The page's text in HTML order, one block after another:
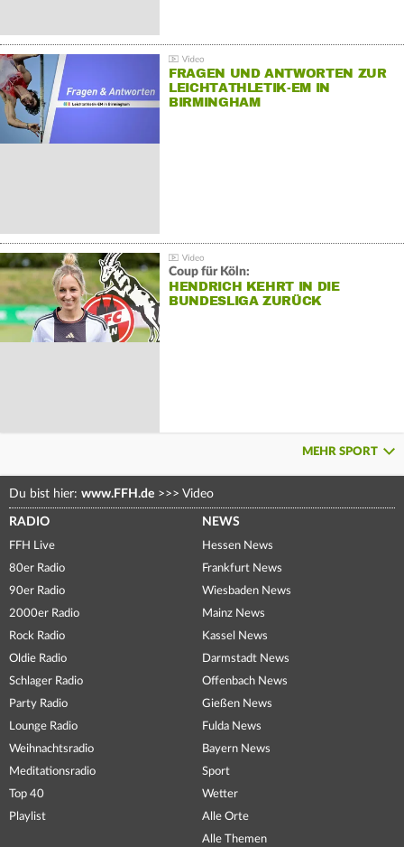
FRAGEN UND ANTWORTEN ZUR
LEICHTATHLETIK-EM IN
BIRMINGHAM
Coup für Köln:
HENDRICH KEHRT IN DIE
BUNDESLIGA ZURÜCK
MEHR SPORT
Du bist hier: www.FFH.de >>> Video
RADIO
FFH Live
80er Radio
90er Radio
2000er Radio
Rock Radio
Oldie Radio
Schlager Radio
Party Radio
Lounge Radio
Weihnachtsradio
Meditationsradio
Top 40
Playlist
NEWS
Hessen News
Frankfurt News
Wiesbaden News
Mainz News
Kassel News
Darmstadt News
Offenbach News
Gießen News
Fulda News
Bayern News
Sport
Wetter
Alle Orte
Alle Themen